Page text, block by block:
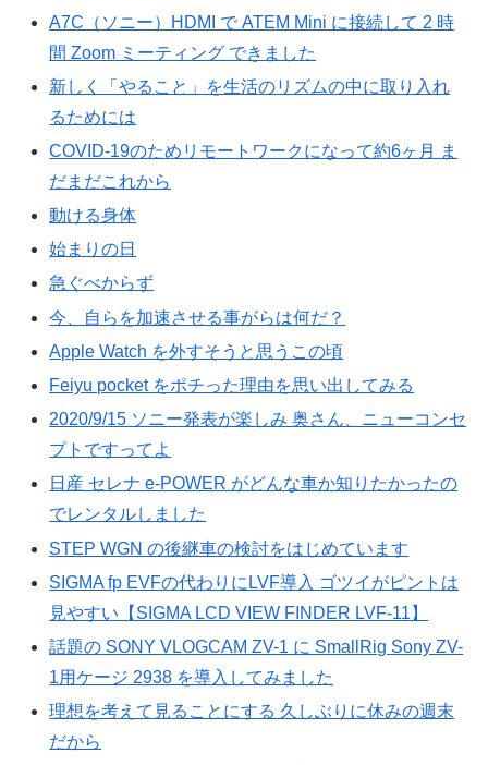
A7C（ソニー）HDMI で ATEM Mini に接続して 2 時
間 Zoom ミーティング できました
新しく「やること」を生活のリズムの中に取り入れ
るためには
COVID-19のためリモートワークになって約6ヶ月 ま
だまだこれから
動ける身体
始まりの日
急ぐべからず
今、自らを加速させる事がらは何だ？
Apple Watch を外すそうと思うこの頃
Feiyu pocket をポチった理由を思い出してみる
2020/9/15 ソニー発表が楽しみ 奥さん、ニューコンセ
プトですってよ
日産 セレナ e-POWER がどんな車か知りたかったの
でレンタルしました
STEP WGN の後継車の検討をはじめています
SIGMA fp EVFの代わりにLVF導入 ゴツイがピントは
見やすい【SIGMA LCD VIEW FINDER LVF-11】
話題の SONY VLOGCAM ZV-1 に SmallRig Sony ZV-
1用ケージ 2938 を導入してみました
理想を考えて見ることにする 久しぶりに休みの週末
だから